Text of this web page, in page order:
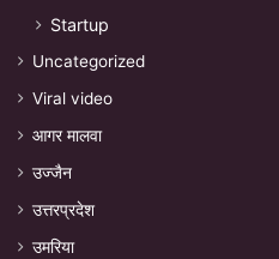
Startup
Uncategorized
Viral video
आगर मालवा
उज्जैन
उत्तरप्रदेश
उमरिया